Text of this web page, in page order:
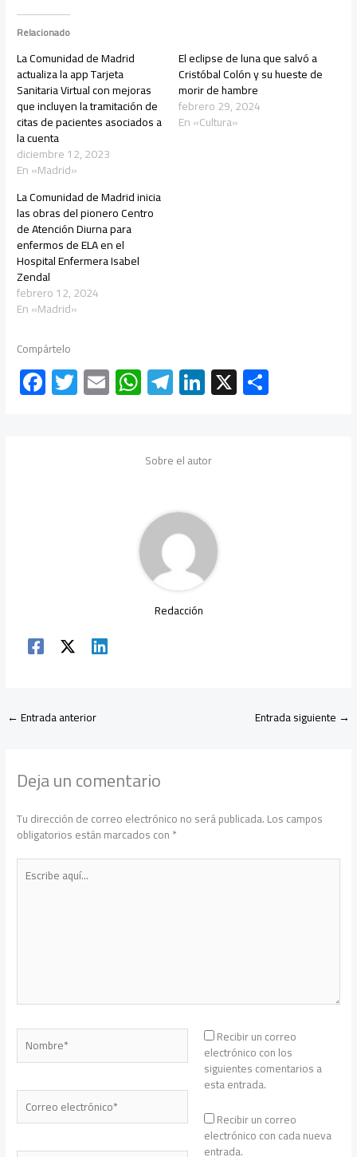
Relacionado
La Comunidad de Madrid
actualiza la app Tarjeta
Sanitaria Virtual con mejoras
que incluyen la tramitación de
citas de pacientes asociados a
la cuenta
diciembre 12, 2023
En «Madrid»
El eclipse de luna que salvó a
Cristóbal Colón y su hueste de
morir de hambre
febrero 29, 2024
En «Cultura»
La Comunidad de Madrid inicia
las obras del pionero Centro
de Atención Diurna para
enfermos de ELA en el
Hospital Enfermera Isabel
Zendal
febrero 12, 2024
En «Madrid»
Compártelo
F
ac
T
wi
E
m
W
h
s
p
p
Te
le
a
Li
nk
dI
X
Sobre el autor
Redacción
←Entrada anterior Entrada siguiente →
Deja un comentario
Tu dirección de correo electrónico no será publicada.Los campos
obligatorios están marcados con*
Escribe
aquí...
Nombre*
Correo
electrónico*
Recibir un correo
electrónico con los
siguientes comentarios a
esta entrada.
Recibir un correo
electrónico con cada nueva
entrada.